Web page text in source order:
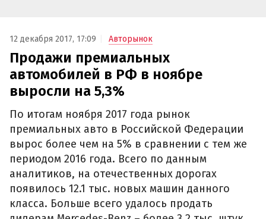
12 декабря 2017, 17:09 Авторынок
Продажи премиальных
автомобилей в РФ в ноябре
выросли на 5,3%
По итогам ноября 2017 года рынок
премиальных авто в Российской Федерации
вырос более чем на 5% в сравнении с тем же
периодом 2016 года. Всего по данным
аналитиков, на отечественных дорогах
появилось 12.1 тыс. новых машин данного
класса. Больше всего удалось продать